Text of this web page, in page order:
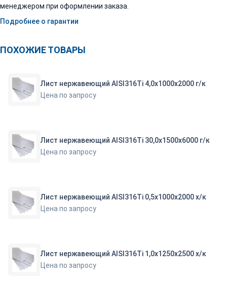
менеджером при оформлении заказа.
Подробнее о гарантии
ПОХОЖИЕ ТОВАРЫ
Лист нержавеющий AISI316Ti 4,0х1000х2000 г/к
Цена по запросу
Лист нержавеющий AISI316Ti 30,0х1500х6000 г/к
Цена по запросу
Лист нержавеющий AISI316Ti 0,5х1000х2000 х/к
Цена по запросу
Лист нержавеющий AISI316Ti 1,0х1250х2500 х/к
Цена по запросу